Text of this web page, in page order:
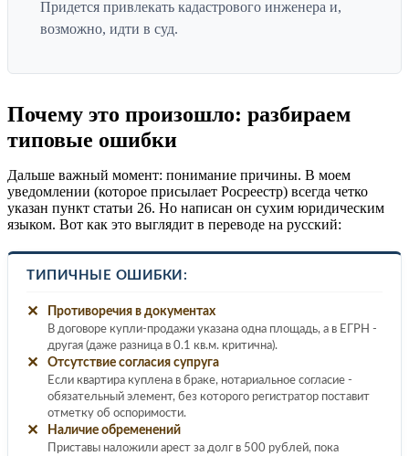
Придется привлекать кадастрового инженера и,
возможно, идти в суд.
Почему это произошло: разбираем
типовые ошибки
Дальше важный момент: понимание причины. В моем
уведомлении (которое присылает Росреестр) всегда четко
указан пункт статьи 26. Но написан он сухим юридическим
языком. Вот как это выглядит в переводе на русский:
ТИПИЧНЫЕ ОШИБКИ:
✕ Противоречия в документах
В договоре купли-продажи указана одна площадь, а в ЕГРН -
другая (даже разница в 0.1 кв.м. критична).
✕ Отсутствие согласия супруга
Если квартира куплена в браке, нотариальное согласие -
обязательный элемент, без которого регистратор поставит
отметку об оспоримости.
✕ Наличие обременений
Приставы наложили арест за долг в 500 рублей, пока